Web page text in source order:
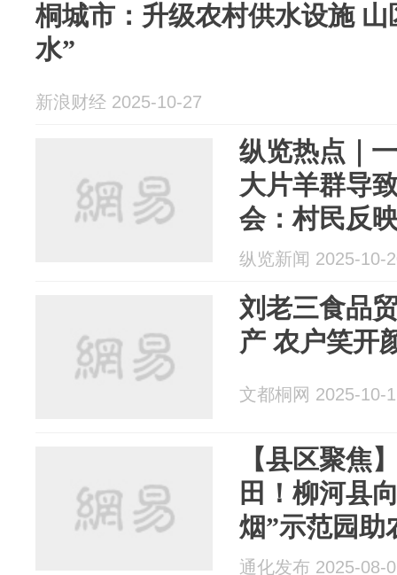
桐城市：升级农村供水设施
水”
新浪财经 2025-10-27
纵览热点｜
大片羊群导
会：村民反
去；街道办
纵览新闻 2025-10-
刘老三食品
产 农户笑开
文都桐网 2025-10-
【县区聚焦
田！柳河县
烟”示范园助
通化发布 2025-08-